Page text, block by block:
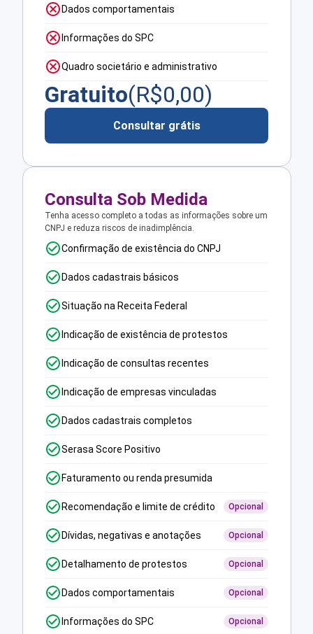
Dados comportamentais
Informações do SPC
Quadro societário e administrativo
Gratuito(R$0,00)
Consultar grátis
Consulta Sob Medida
Tenha acesso completo a todas as informações sobre um
CNPJ e reduza riscos de inadimplência.
Confirmação de existência do CNPJ
Dados cadastrais básicos
Situação na Receita Federal
Indicação de existência de protestos
Indicação de consultas recentes
Indicação de empresas vinculadas
Dados cadastrais completos
Serasa Score Positivo
Faturamento ou renda presumida
Recomendação e limite de crédito Opcional
Dívidas, negativas e anotações Opcional
Detalhamento de protestos Opcional
Dados comportamentais Opcional
Informações do SPC Opcional